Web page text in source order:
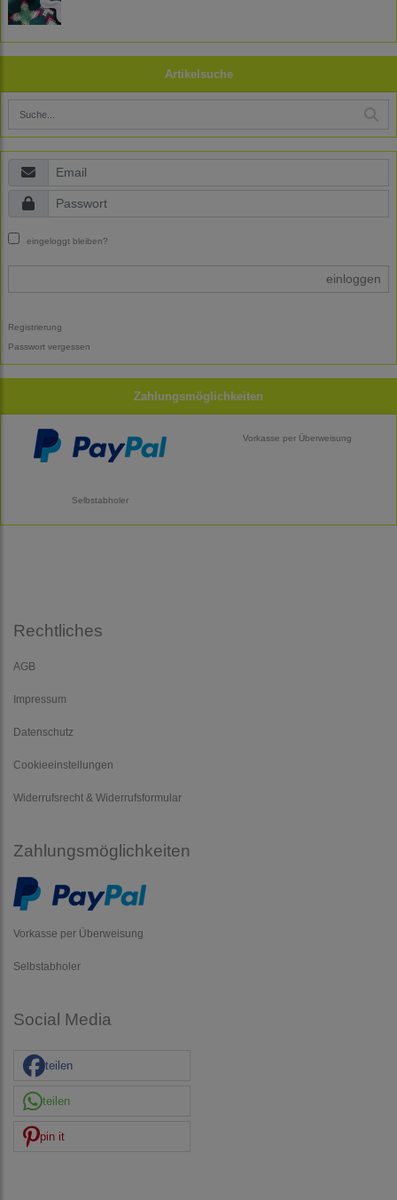
Artikelsuche
eingeloggt bleiben?
einloggen
Registrierung
Passwort vergessen
Zahlungsmöglichkeiten
Vorkasse per Überweisung
Selbstabholer
Rechtliches
AGB
Impressum
Datenschutz
Cookieeinstellungen
Widerrufsrecht & Widerrufsformular
Zahlungsmöglichkeiten
Vorkasse per Überweisung
Selbstabholer
Social Media
teilen
teilen
pin it